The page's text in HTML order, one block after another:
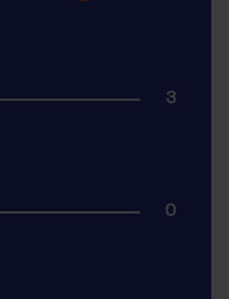
3
0